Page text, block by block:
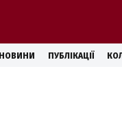
НОВИНИ ПУБЛІКАЦІЇ